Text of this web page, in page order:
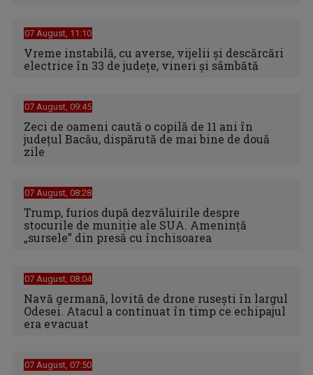
07 August, 11:10
Vreme instabilă, cu averse, vijelii şi descărcări
electrice în 33 de judeţe, vineri şi sâmbătă
07 August, 09:45
Zeci de oameni caută o copilă de 11 ani în
judeţul Bacău, dispărută de mai bine de două
zile
07 August, 08:28
Trump, furios după dezvăluirile despre
stocurile de muniție ale SUA. Amenință
„sursele” din presă cu închisoarea
07 August, 08:04
Navă germană, lovită de drone rusești în largul
Odesei. Atacul a continuat în timp ce echipajul
era evacuat
07 August, 07:50